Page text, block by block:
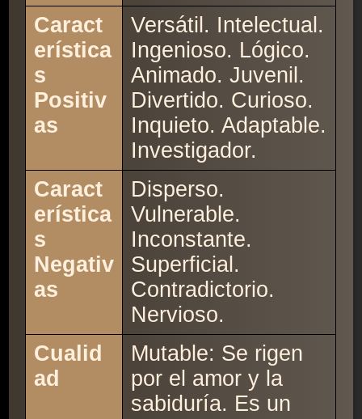
Caract
erística
s
Positiv
as
Versátil. Intelectual.
Ingenioso. Lógico.
Animado. Juvenil.
Divertido. Curioso.
Inquieto. Adaptable.
Investigador.
Caract
erística
s
Negativ
as
Disperso.
Vulnerable.
Inconstante.
Superficial.
Contradictorio.
Nervioso.
Cualid
ad
Mutable: Se rigen
por el amor y la
sabiduría. Es un